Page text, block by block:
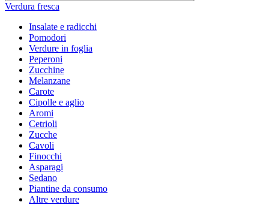
Verdura fresca
Insalate e radicchi
Pomodori
Verdure in foglia
Peperoni
Zucchine
Melanzane
Carote
Cipolle e aglio
Aromi
Cetrioli
Zucche
Cavoli
Finocchi
Asparagi
Sedano
Piantine da consumo
Altre verdure